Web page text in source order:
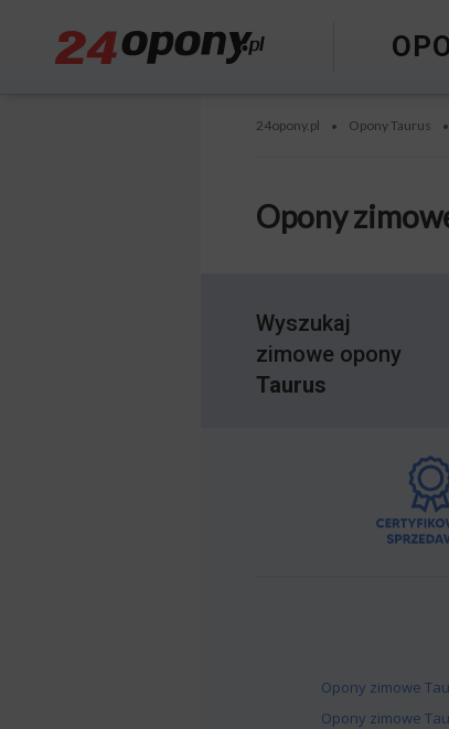
24opony.pl • Opony Taurus •
Opony
Wyszukaj
zimowe opony
Taurus
Opony zimowe
Opony zimowe